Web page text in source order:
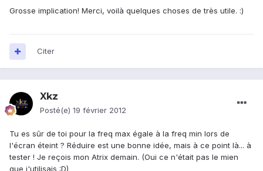
Grosse implication! Merci, voilà quelques choses de très utile. :)
Citer
Xkz
Posté(e) 19 février 2012
Tu es sûr de toi pour la freq max égale à la freq min lors de
l'écran éteint ? Réduire est une bonne idée, mais à ce point là... à
tester ! Je reçois mon Atrix demain. (Oui ce n'était pas le mien
que j'utilisais :D)